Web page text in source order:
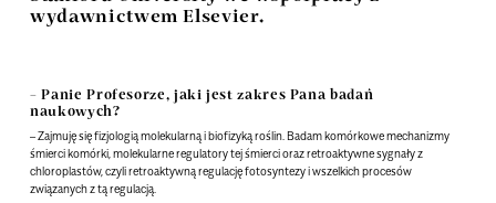
wydawnictwem Elsevier.
– Panie Profesorze, jaki jest zakres Pana badań
naukowych?
– Zajmuję się fizjologią molekularną i biofizyką roślin. Badam komórkowe mechanizmy
śmierci komórki, molekularne regulatory tej śmierci oraz retroaktywne sygnały z
chloroplastów, czyli retroaktywną regulację fotosyntezy i wszelkich procesów
związanych z tą regulacją.